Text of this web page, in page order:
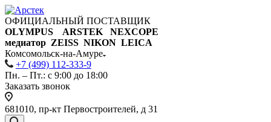
ОФИЦИАЛЬНЫЙ ПОСТАВЩИК
OLYMPUS ARSTEK NEXCOPE
медиатор ZEISS NIKON LEICA
Комсомольск-на-Амуре
+7 (499) 112-333-9
Пн. – Пт.: с 9:00 до 18:00
Заказать звонок
681010, пр-кт Первостроителей, д 31